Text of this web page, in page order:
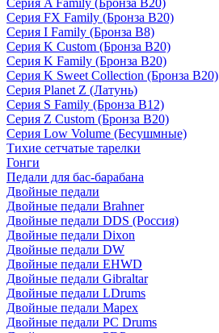
Серия A Family (Бронза B20)
Серия FX Family (Бронза B20)
Серия I Family (Бронза B8)
Серия K Custom (Бронза B20)
Серия K Family (Бронза B20)
Серия K Sweet Collection (Бронза B20)
Серия Planet Z (Латунь)
Серия S Family (Бронза B12)
Серия Z Custom (Бронза B20)
Серия Low Volume (Бесушмные)
Тихие сетчатые тарелки
Гонги
Педали для бас-барабана
Двойные педали
Двойные педали Brahner
Двойные педали DDS (Россия)
Двойные педали Dixon
Двойные педали DW
Двойные педали EHWD
Двойные педали Gibraltar
Двойные педали LDrums
Двойные педали Mapex
Двойные педали PC Drums